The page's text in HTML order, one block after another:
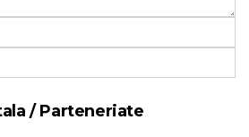
/ Parteneriate